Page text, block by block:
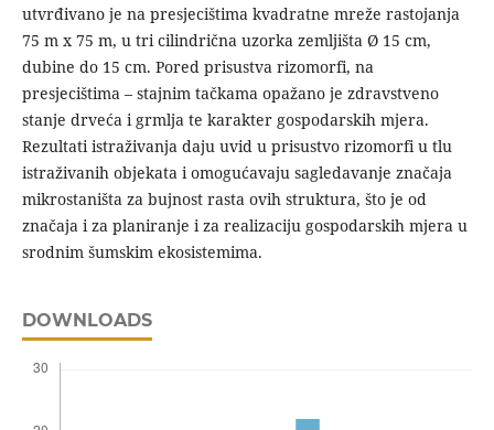
utvrđivano je na presjecištima kvadratne mreže rastojanja
75 m x 75 m, u tri cilindrična uzorka zemljišta Ø 15 cm,
dubine do 15 cm. Pored prisustva rizomorfi, na
presjecištima – stajnim tačkama opažano je zdravstveno
stanje drveća i grmlja te karakter gospodarskih mjera.
Rezultati istraživanja daju uvid u prisustvo rizomorfi u tlu
istraživanih objekata i omogućavaju sagledavanje značaja
mikrostaništa za bujnost rasta ovih struktura, što je od
značaja i za planiranje i za realizaciju gospodarskih mjera u
srodnim šumskim ekosistemima.
DOWNLOADS